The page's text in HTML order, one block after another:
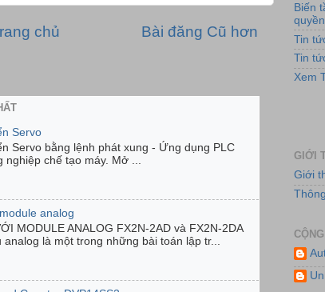
Bài đăng Cũ hơn
chủ
Servo
Servo bằng lệnh phát xung - Ứng dụng PLC
nghiệp chế tạo máy. Mở ...
analog
MODULE ANALOG FX2N-2AD và FX2N-2DA
là một trong những bài toán lập tr...
Biến
Tin
Tin
Xem
GIỚI
Giới